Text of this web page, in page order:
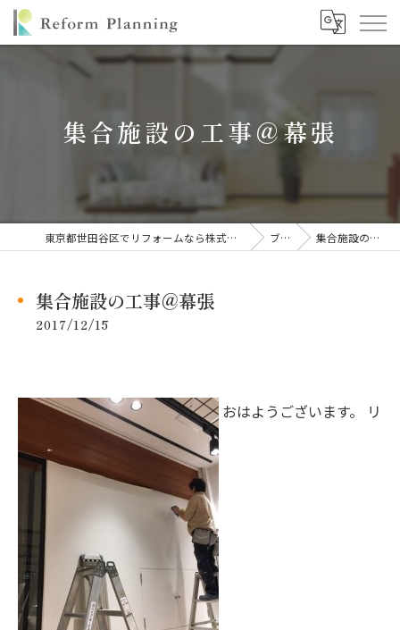
集合施設の工事＠幕張
東京都世田谷区でリフォームなら株式会社リフォームプランニング ブログ 集合施設の工事＠幕張
集合施設の工事＠幕張
2017/12/15
おはようございます。 リ